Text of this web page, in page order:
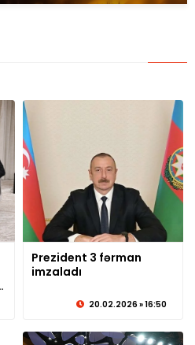
Prezident 3 fərman
imzaladı
20.02.2026 » 16:50